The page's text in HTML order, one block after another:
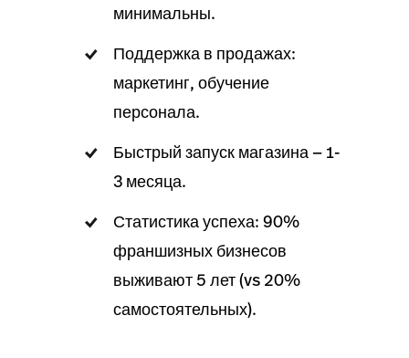
минимальны.
Поддержка в продажах:
маркетинг, обучение
персонала.
Быстрый запуск магазина — 1-
3 месяца.
Статистика успеха: 90%
франшизных бизнесов
выживают 5 лет (vs 20%
самостоятельных).